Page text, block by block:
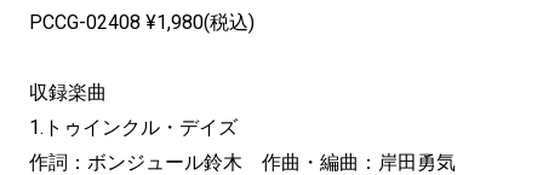
PCCG-02408 ¥1,980(税込)
収録楽曲
1.トゥインクル・デイズ
作詞：ボンジュール鈴木 作曲・編曲：岸田勇気